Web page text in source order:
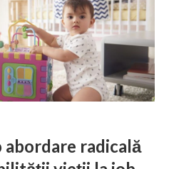
abordare radicală